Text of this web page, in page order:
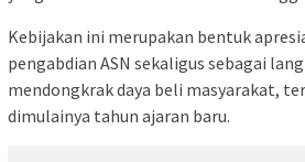
Kebijakan ini merupakan bentuk
pengabdian ASN sekaligus sebagai
mendongkrak daya beli masyarakat,
dimulainya tahun ajaran baru.